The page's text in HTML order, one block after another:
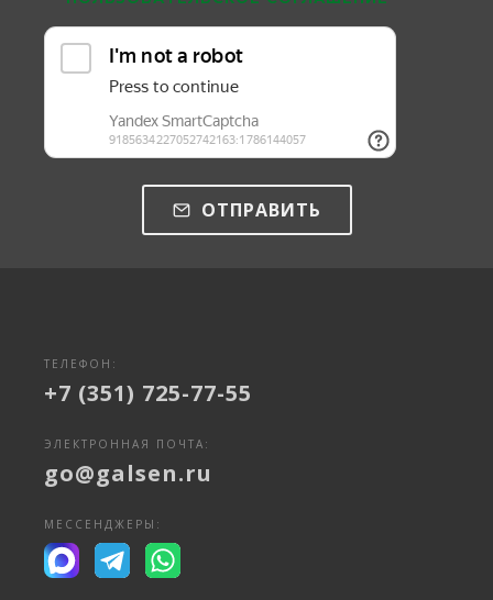
ОТПРАВИТЬ
ТЕЛЕФОН:
+7 (351) 725-77-55
ЭЛЕКТРОННАЯ ПОЧТА:
go@galsen.ru
МЕССЕНДЖЕРЫ: